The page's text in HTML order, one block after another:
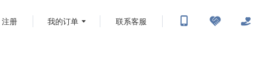
注册 我的订单 联系客服